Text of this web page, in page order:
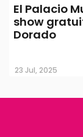
El Palacio
show
Dorado
23 Jul, 2025